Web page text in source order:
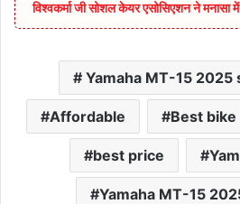
विश्वकर्मा जी सोशल केयर एसोसिएशन ने
Yamaha MT-15 2025
Affordable Best bike
best price
Yamaha MT-15